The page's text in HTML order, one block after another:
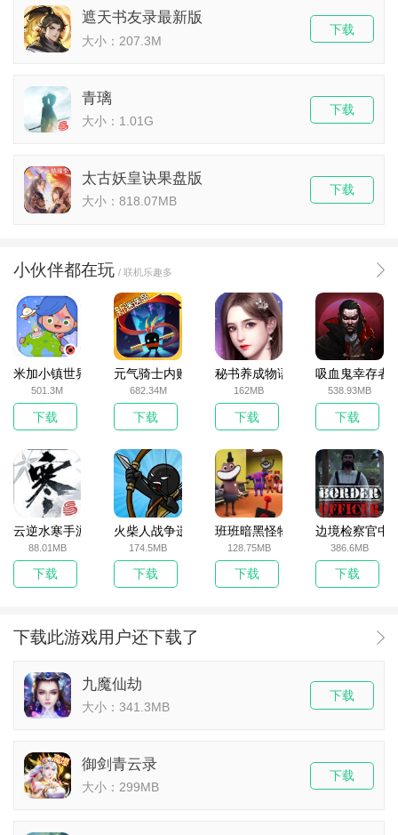
遮天书友录最新版
大小：207.3M
下载
青璃
大小：1.01G
下载
太古妖皇诀果盘版
大小：818.07MB
下载
小伙伴都在玩 / 联机乐趣多
米加小镇世界2025官方版
501.3M
下载
元气骑士内购破解版
682.34M
下载
秘书养成物语
162MB
下载
吸血鬼幸存者
538.93MB
下载
云逆水寒手游
88.01MB
下载
火柴人战争遗产无敌版
174.5MB
下载
班班暗黑怪物生存挑战5
128.75MB
下载
边境检察官中
386.6MB
下载
下载此游戏用户还下载了
九魔仙劫
大小：341.3MB
下载
御剑青云录
大小：299MB
下载